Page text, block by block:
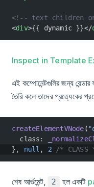
<!-- text children
<div>{{ dynamic }}</
Inspect in Template
এই কম্পোনেন্টগুলির জন্য
তৈরি কলে তাদের প্রত্যেকের
createElementVNode (
  class:
}, null , 2 /* CLASS
শেষ আর্গুমেন্ট, 2 হল একটি